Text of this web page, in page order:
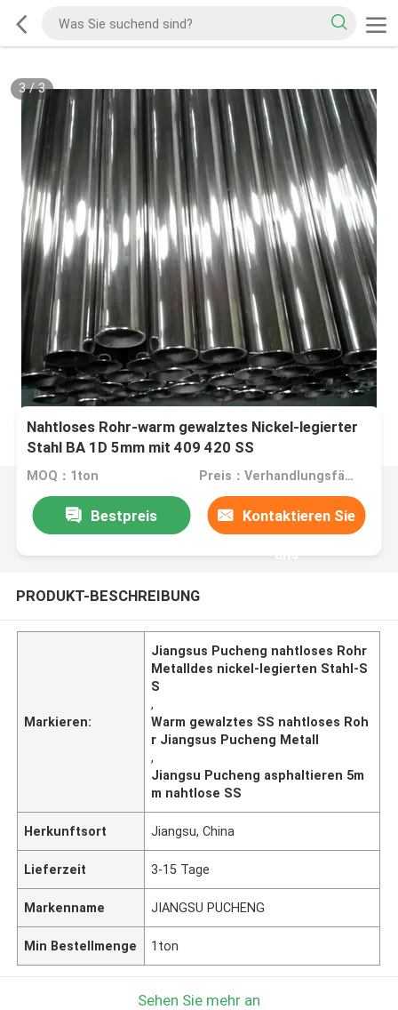
3/3
Nahtloses Rohr-warm gewalztes Nickel-legierter
Stahl BA 1D 5mm mit 409 420 SS
MOQ：1ton Preis：Verhandlungsfähig
Bestpreis Kontaktieren Sie
uns
PRODUKT-BESCHREIBUNG
Markieren:
Jiangsus Pucheng nahtloses Rohr
Metalldes nickel-legierten Stahl-S
S
,
Warm gewalztes SS nahtloses Roh
r Jiangsus Pucheng Metall
,
Jiangsu Pucheng asphaltieren 5m
m nahtlose SS
Herkunftsort Jiangsu, China
Lieferzeit 3-15 Tage
Markenname JIANGSU PUCHENG
Min Bestellmenge 1ton
Sehen Sie mehr an